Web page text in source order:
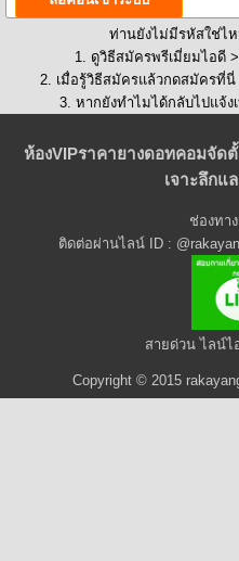
ท่านยังไม่มีรหัสใช่ไ
1. ดูวิธีสมัครพรีเมี่ยมไอดี
2. เมื่อรู้วิธีสมัครแล้วกดสมัครที่นี่
3. หากยังทำไมได้กลับไปแจ้
ห้องVIPราคายางดอทคอมจัด
เจาะลึกแ
ช่องทา
ติดต่อผ่านไลน์ ID :
สายด่วน ไลน์ไ
Copyright © 2015